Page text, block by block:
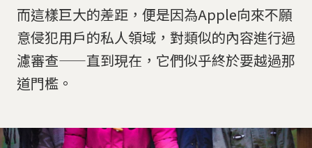
而這樣巨大的差距，便是因為Apple向來不願
意侵犯用戶的私人領域，對類似的內容進行過
濾審查——直到現在，它們似乎終於要越過那
道門檻。